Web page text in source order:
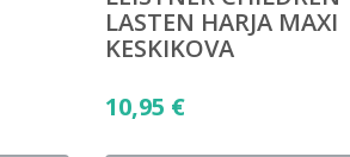
LASTEN HARJA MAXI
KESKIKOVA
10,95 €